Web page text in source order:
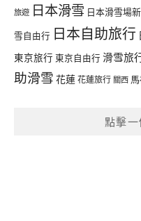
旅遊 日本滑雪 日本滑雪場
雪自由行 日本自助旅行
東京旅行 東京自由行 滑雪旅
助滑雪 花蓮花蓮旅行 關西
點擊